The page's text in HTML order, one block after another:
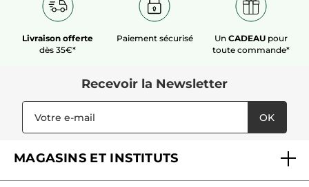
Livraison offerte
dès 35€*
Paiement sécurisé UnCADEAU pour
toute commande*
Recevoir la Newsletter
OK
MAGASINS ET INSTITUTS